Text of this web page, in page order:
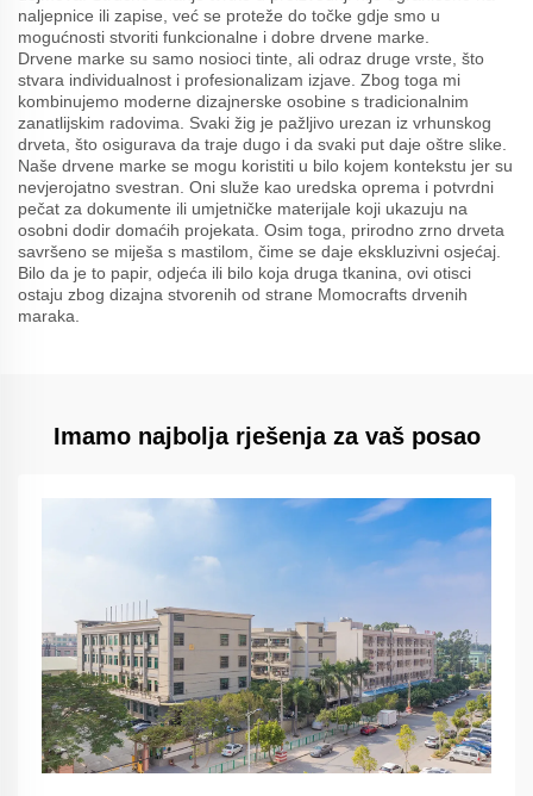
naljepnice ili zapise, već se proteže do točke gdje smo u
mogućnosti stvoriti funkcionalne i dobre drvene marke.
Drvene marke su samo nosioci tinte, ali odraz druge vrste, što
stvara individualnost i profesionalizam izjave. Zbog toga mi
kombinujemo moderne dizajnerske osobine s tradicionalnim
zanatlijskim radovima. Svaki žig je pažljivo urezan iz vrhunskog
drveta, što osigurava da traje dugo i da svaki put daje oštre slike.
Naše drvene marke se mogu koristiti u bilo kojem kontekstu jer su
nevjerojatno svestran. Oni služe kao uredska oprema i potvrdni
pečat za dokumente ili umjetničke materijale koji ukazuju na
osobni dodir domaćih projekata. Osim toga, prirodno zrno drveta
savršeno se miješa s mastilom, čime se daje ekskluzivni osjećaj.
Bilo da je to papir, odjeća ili bilo koja druga tkanina, ovi otisci
ostaju zbog dizajna stvorenih od strane Momocrafts drvenih
maraka.
Imamo najbolja rješenja za vaš posao